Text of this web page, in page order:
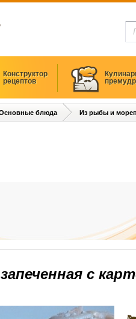
Конструктор
рецептов
блюда Из рыбы и
с